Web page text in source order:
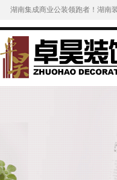
湖南集成商业公装领跑者！湖南